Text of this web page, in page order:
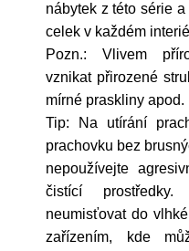
nábytek z této série
celek v každém
Pozn.: Vlivem
vznikat přirozené
mírné praskliny apod.
Tip: Na utírání
prachovku bez
nepoužívejte
čistící prostředky.
neumisťovat do
zařízením, kde